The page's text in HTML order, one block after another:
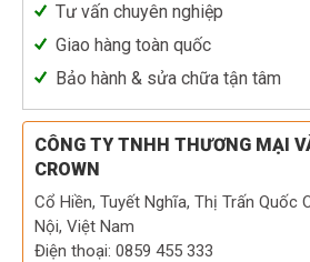
Tư vấn chuyên nghiệp
Giao hàng toàn quốc
Bảo hành & sửa chữa tận tâm
CÔNG TY TNHH THƯƠNG MẠI
CROWN
Cổ Hiền, Tuyết Nghĩa, Thị Trấn Quốc
Nội, Việt Nam
Điện thoại: 0859 455 333